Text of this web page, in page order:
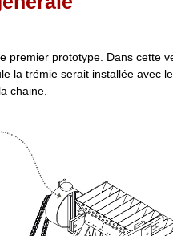
premier prototype. Dans cette
la trémie serait installée avec
chaine.